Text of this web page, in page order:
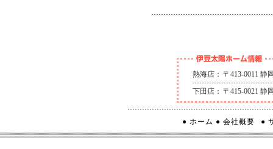
熱海店： 〒413-0011 静
下田店： 〒415-0021 静
● ホーム ● 会社概要 ●